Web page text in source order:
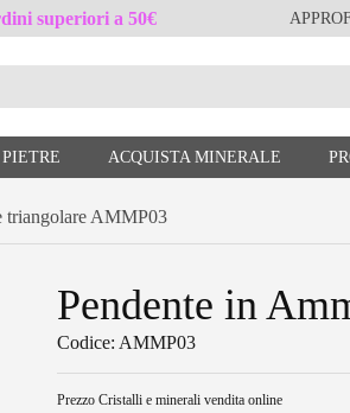
superiori a 50€
ACQUISTA MINERALE
AMMP03
Pendente in
Codice: AMMP03
PrezzoCristalli e minerali vendita online